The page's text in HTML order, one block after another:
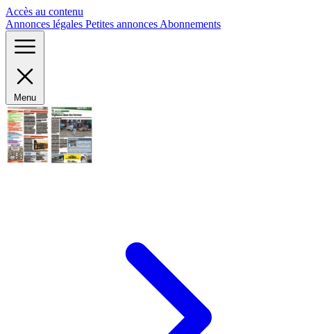
Accès au contenu
Annonces légales Petites annonces Abonnements
Menu
Panneau de gestion des cookies